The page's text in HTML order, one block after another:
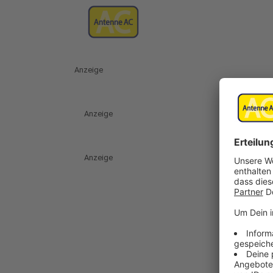
Anzeige
Anzeige
Anzeige